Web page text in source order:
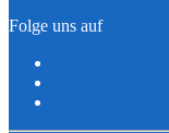
Folge uns auf